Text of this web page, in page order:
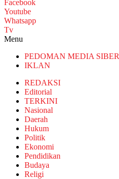
Facebook
Youtube
Whatsapp
Tv
Menu
PEDOMAN MEDIA SIBER
IKLAN
REDAKSI
Editorial
TERKINI
Nasional
Daerah
Hukum
Politik
Ekonomi
Pendidikan
Budaya
Religi